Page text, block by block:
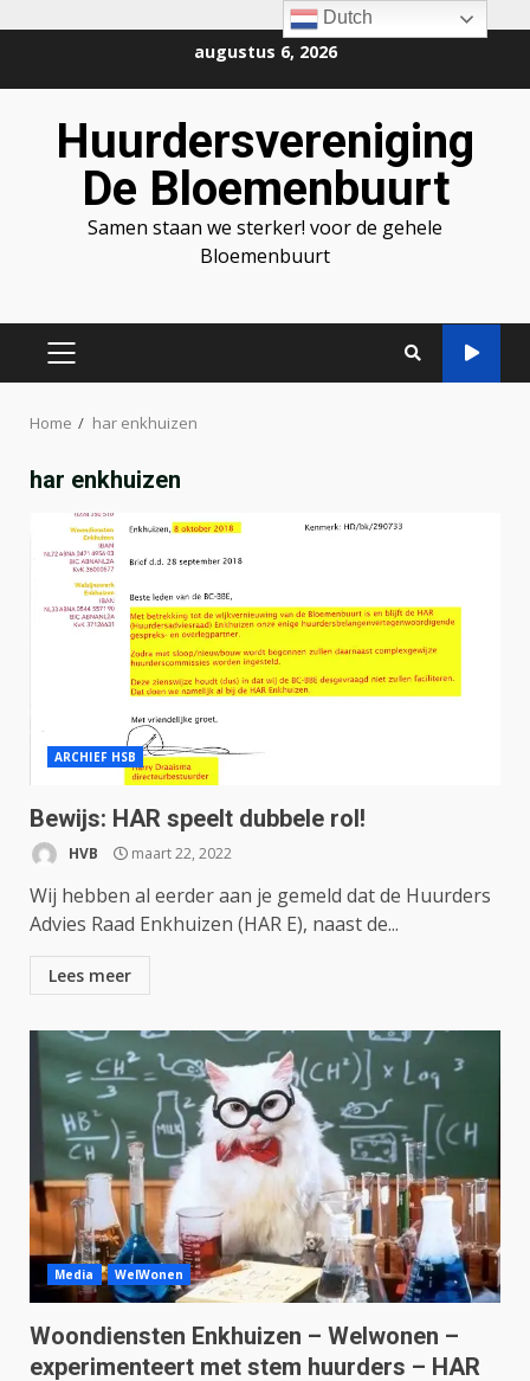
inhoud
augustus 6, 2026
Huurdersvereniging
De Bloemenbuurt
Samen staan we sterker! voor de gehele
Bloemenbuurt
PRIMAIR
Home har enkhuizen
har enkhuizen
ARCHIEF HSB
Bewijs: HAR speelt dubbele rol!
HVB maart 22, 2022
Wij hebben al eerder aan je gemeld dat de Huurders
Advies Raad Enkhuizen (HAR E), naast de...
Lees meer
Media WelWonen
Woondiensten Enkhuizen – Welwonen –
experimenteert met stem huurders – HAR
Dutch